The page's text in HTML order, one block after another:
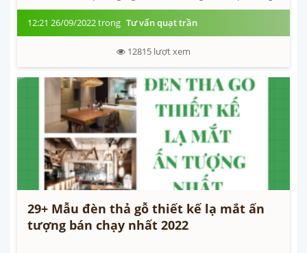
pháp sắp đặt thích hợp sẽ khiến...
12:21 26/09/2022 trong Tư vấn quạt trần
12815 lượt xem
29+ Mẫu đèn thả gỗ thiết kế lạ mắt ấn
tượng bán chạy nhất 2022